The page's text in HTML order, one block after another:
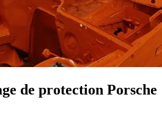
de protection Porsche